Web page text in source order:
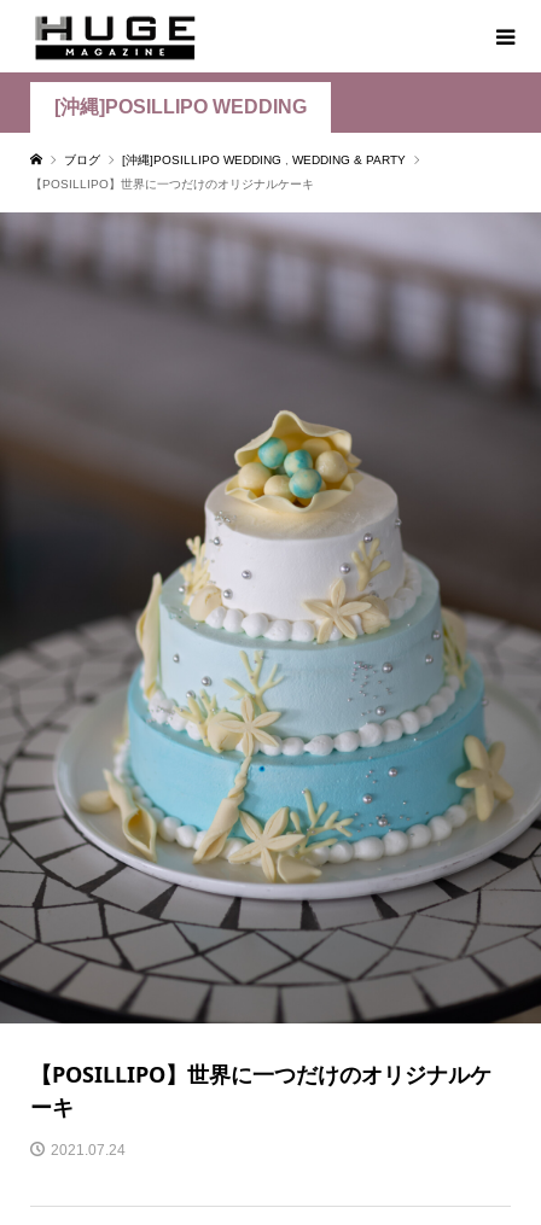
[沖縄]POSILLIPO WEDDING
ブログ [沖縄]POSILLIPO WEDDING
WEDDING & PARTY
【POSILLIPO】世界に一つだけのオリジナルケーキ
【POSILLIPO】世界に一つだけのオリジナルケ
ーキ
2021.07.24